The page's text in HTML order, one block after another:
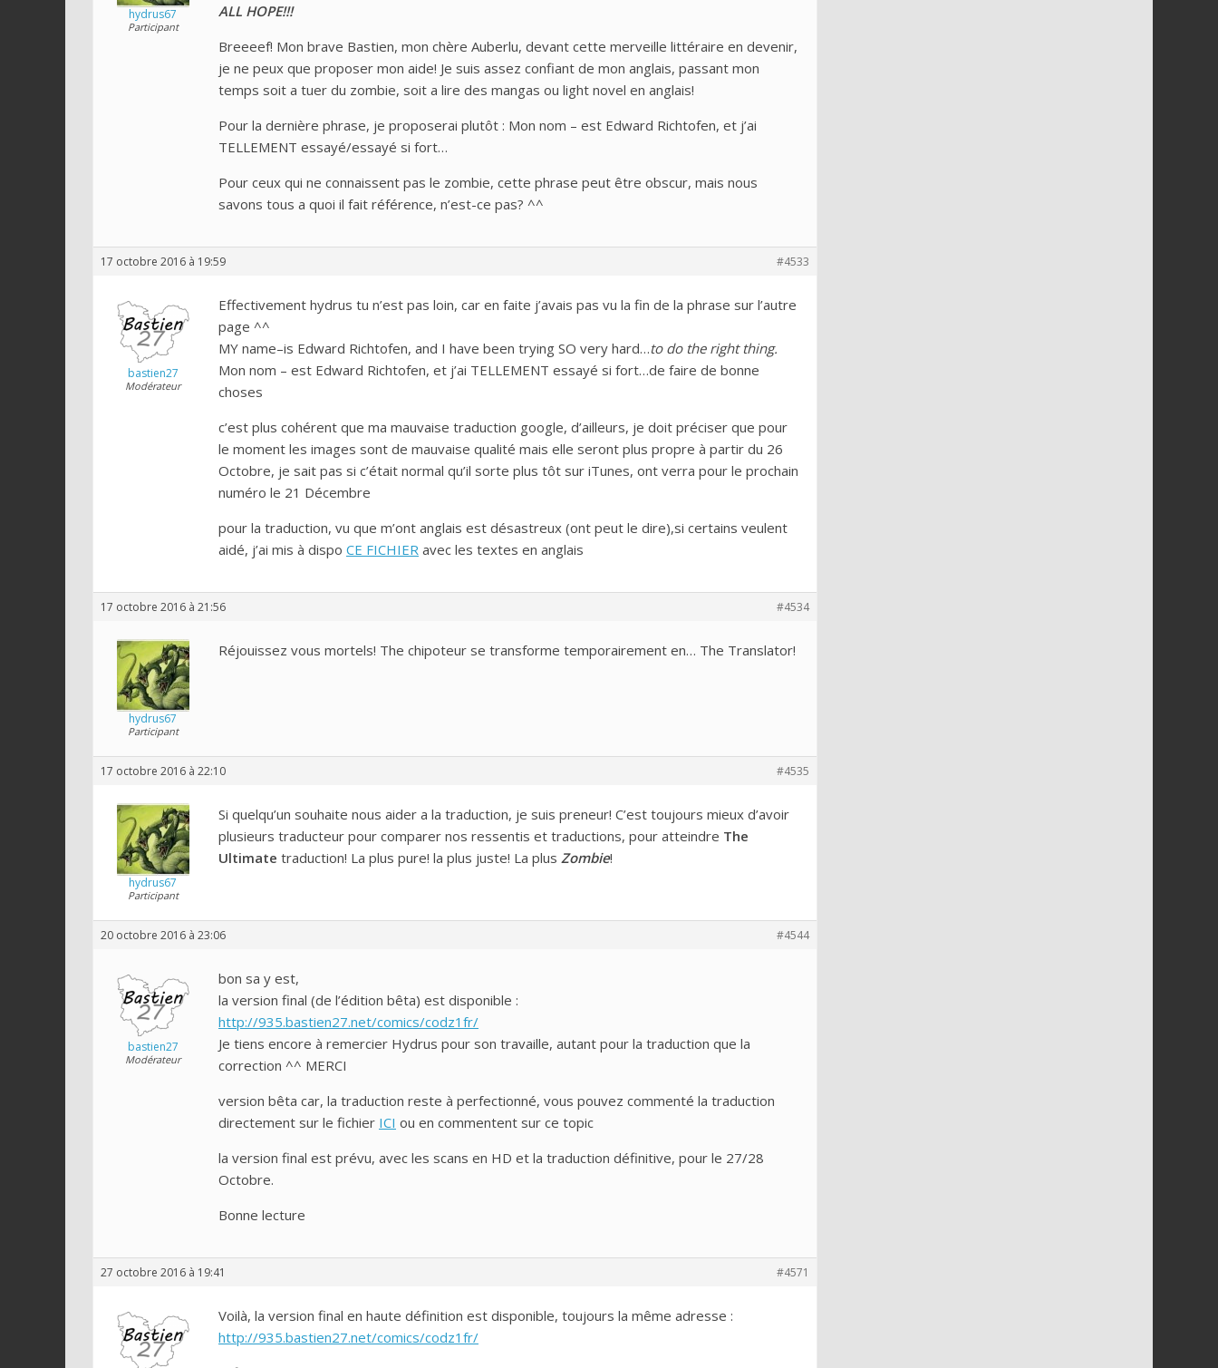
hydrus67
Participant
ALL HOPE!!!
Breeeef! Mon brave Bastien, mon chère Auberlu, devant cette merveille littéraire en devenir,
je ne peux que proposer mon aide! Je suis assez confiant de mon anglais, passant mon
temps soit a tuer du zombie, soit a lire des mangas ou light novel en anglais!
Pour la dernière phrase, je proposerai plutôt : Mon nom – est Edward Richtofen, et j’ai
TELLEMENT essayé/essayé si fort…
Pour ceux qui ne connaissent pas le zombie, cette phrase peut être obscur, mais nous
savons tous a quoi il fait référence, n’est-ce pas? ^^
17 octobre 2016 à 19:59 #4533
bastien27
Modérateur
Effectivement hydrus tu n’est pas loin, car en faite j’avais pas vu la fin de la phrase sur l’autre
page ^^
MY name–is Edward Richtofen, and I have been trying SO very hard…to do the right thing.
Mon nom – est Edward Richtofen, et j’ai TELLEMENT essayé si fort…de faire de bonne
choses
c’est plus cohérent que ma mauvaise traduction google, d’ailleurs, je doit préciser que pour
le moment les images sont de mauvaise qualité mais elle seront plus propre à partir du 26
Octobre, je sait pas si c’était normal qu’il sorte plus tôt sur iTunes, ont verra pour le prochain
numéro le 21 Décembre
pour la traduction, vu que m’ont anglais est désastreux (ont peut le dire),si certains veulent
aidé, j’ai mis à dispo CE FICHIER avec les textes en anglais
17 octobre 2016 à 21:56 #4534
hydrus67
Participant
Réjouissez vous mortels! The chipoteur se transforme temporairement en… The Translator!
17 octobre 2016 à 22:10 #4535
hydrus67
Participant
Si quelqu’un souhaite nous aider a la traduction, je suis preneur! C’est toujours mieux d’avoir
plusieurs traducteur pour comparer nos ressentis et traductions, pour atteindre The
Ultimate traduction! La plus pure! la plus juste! La plus Zombie!
20 octobre 2016 à 23:06 #4544
bastien27
Modérateur
bon sa y est,
la version final (de l’édition bêta) est disponible :
http://935.bastien27.net/comics/codz1fr/
Je tiens encore à remercier Hydrus pour son travaille, autant pour la traduction que la
correction ^^ MERCI
version bêta car, la traduction reste à perfectionné, vous pouvez commenté la traduction
directement sur le fichier ICI ou en commentent sur ce topic
la version final est prévu, avec les scans en HD et la traduction définitive, pour le 27/28
Octobre.
Bonne lecture
27 octobre 2016 à 19:41 #4571
Voilà, la version final en haute définition est disponible, toujours la même adresse :
http://935.bastien27.net/comics/codz1fr/